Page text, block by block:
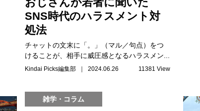
SNS時代のハラスメント対
処法
チャットの文末に「。」（マル／句点）をつ
けることが、相手に威圧感となるハラスメン...
Kindai Picks編集部 ｜ 2024.06.26 11381 View
雑学・コラム